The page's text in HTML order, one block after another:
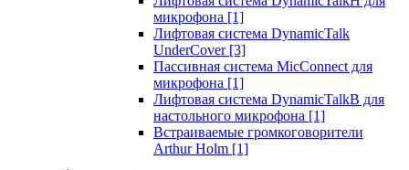
микрофона [1]
Лифтовая система DynamicTalk
UnderCover [3]
Пассивная система MicConnect для
микрофона [1]
Лифтовая система DynamicTalkB для
настольного микрофона [1]
Встраиваемые громкоговорители
Arthur Holm [1]